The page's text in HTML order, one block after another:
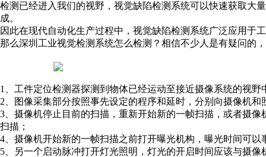
检测已经进入我们的视野，视觉缺陷检测系统可以快速获取大
成。
因此在现代自动化生产过程中，视觉缺陷检测系统广泛应用于
那么深圳工业视觉检测系统怎么检测？相信不少人是有疑问的
1、工件定位检测器探测到物体已经运动至接近摄像系统的视
2、图像采集部分按照事先设定的程序和延时，分别向摄像机和
3、摄像机停止目前的扫描，重新开始新的一帧扫描，或者摄
扫描；
4、摄像机开始新的一帧扫描之前打开曝光机构，曝光时间可以
5、另一个启动脉冲打开灯光照明，灯光的开启时间应该与摄像